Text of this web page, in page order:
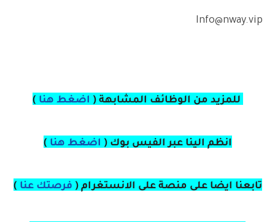
Info@nway.vip
للمزيد من الوظائف المشابهة ( اضغط هنا )
انظم الينا عبر الفيس بوك( اضغط هنا )
تابعنا ايضا على منصة على الانستغرام ( فرصتك عنا )